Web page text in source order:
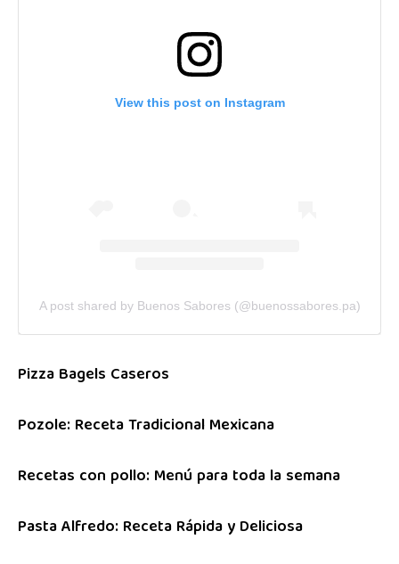
View this post on Instagram
A post shared by Buenos Sabores (@buenossabores.pa)
Pizza Bagels Caseros
Pozole: Receta Tradicional Mexicana
Recetas con pollo: Menú para toda la semana
Pasta Alfredo: Receta Rápida y Deliciosa